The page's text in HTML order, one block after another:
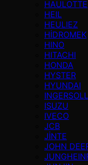
HAULOTTE
HEIL
HEULIEZ
HİDROMEK
HINO
HITACHI
HONDA
HYSTER
HYUNDAI
ISUZU
IVECO
JCB
JİNTE
JOHN